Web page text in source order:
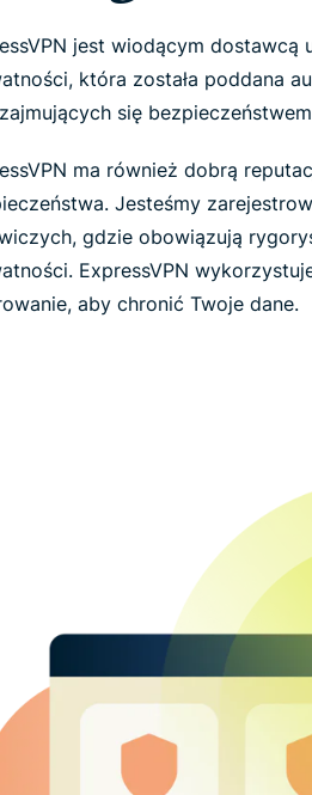
jest wiodącym dostawcą
która została poddana
się
ma również dobrą
Jesteśmy
gdzie obowiązują
ExpressVPN
aby chronić Twoje dane.